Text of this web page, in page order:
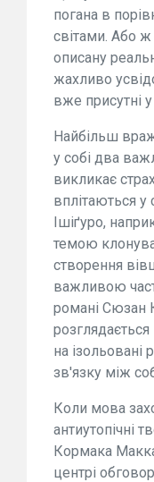
погана в
світами. Або
описану
жахливо
вже присутні
Найбільш
у собі два
викликає
вплітаються
Ішіґуро,
темою
створення
важливою
романі Сюзан
розглядається
на
зв'язку між
Коли мова
антиутопічні
Кормака
центрі